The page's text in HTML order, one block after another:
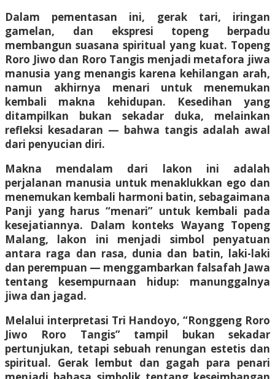
Dalam pementasan ini, gerak tari, iringan
gamelan, dan ekspresi topeng berpadu
membangun suasana spiritual yang kuat. Topeng
Roro Jiwo dan Roro Tangis menjadi metafora jiwa
manusia yang menangis karena kehilangan arah,
namun akhirnya menari untuk menemukan
kembali makna kehidupan. Kesedihan yang
ditampilkan bukan sekadar duka, melainkan
refleksi kesadaran — bahwa tangis adalah awal
dari penyucian diri.
Makna mendalam dari lakon ini adalah
perjalanan manusia untuk menaklukkan ego dan
menemukan kembali harmoni batin, sebagaimana
Panji yang harus “menari” untuk kembali pada
kesejatiannya. Dalam konteks Wayang Topeng
Malang, lakon ini menjadi simbol penyatuan
antara raga dan rasa, dunia dan batin, laki-laki
dan perempuan — menggambarkan falsafah Jawa
tentang kesempurnaan hidup: manunggalnya
jiwa dan jagad.
Melalui interpretasi Tri Handoyo, “Ronggeng Roro
Jiwo Roro Tangis” tampil bukan sekadar
pertunjukan, tetapi sebuah renungan estetis dan
spiritual. Gerak lembut dan gagah para penari